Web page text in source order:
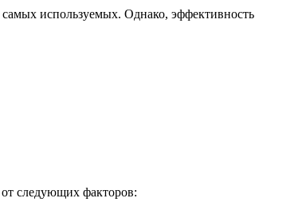
используемых. Однако, эффективность
следующих факторов: